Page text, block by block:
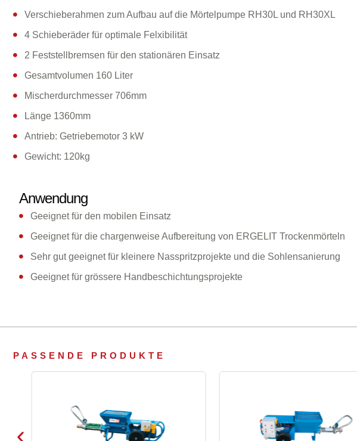
Verschieberahmen zum Aufbau auf die Mörtelpumpe RH30L und RH30XL
4 Schieberäder für optimale Felxibilität
2 Feststellbremsen für den stationären Einsatz
Gesamtvolumen 160 Liter
Mischerdurchmesser 706mm
Länge 1360mm
Antrieb: Getriebemotor 3 kW
Gewicht: 120kg
Anwendung
Geeignet für den mobilen Einsatz
Geeignet für die chargenweise Aufbereitung von ERGELIT Trockenmörteln
Sehr gut geeignet für kleinere Nasspritzprojekte und die Sohlensanierung
Geeignet für grössere Handbeschichtungsprojekte
PASSENDE PRODUKTE